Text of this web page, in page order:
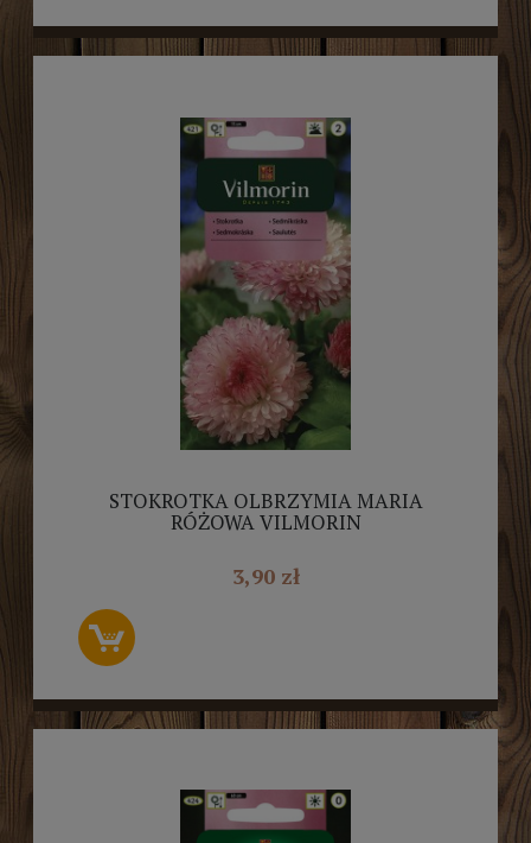
STOKROTKA OLBRZYMIA MARIA
RÓŻOWA VILMORIN
3,90 zł